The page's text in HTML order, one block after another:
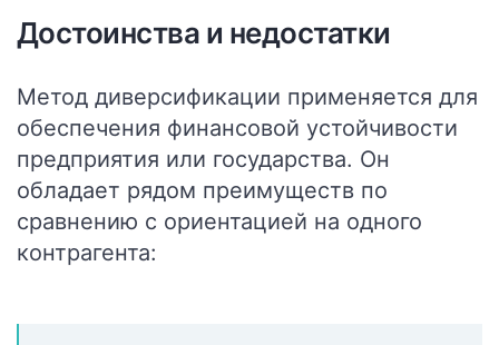
Достоинства и недостатки
Метод диверсификации применяется для
обеспечения финансовой устойчивости
предприятия или государства. Он
обладает рядом преимуществ по
сравнению с ориентацией на одного
контрагента: